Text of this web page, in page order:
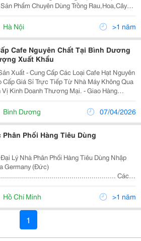
Phẩm Chuyên Dùng Trồng Rau,Hoa,Cây
Vi Toàn Quốc ! Quý Tổ Chức Cá Nhân
Làm Đại Lý Phân Phối Sản Phẩm Xin Liên
Hà Nội >1 năm
Cafe Nguyên Chất Tại Bình Dương
Xuất Khẩu
Xuất - Cung Cấp Các Loại Cafe Hạt Nguyên
Cấp Giá Sỉ Trực Tiếp Từ Nhà Máy Không Qua
Kinh Doanh Thương Mại. - Giao Hàng
Quốc. - Test Mẫu Free. - Cần Tìm Đại Lý -
Phối Cấp 1 Tại Sài Gòn - Long An - Bình...
Bình Dương 07/04/2026
Phối Hàng Tiêu Dùng
Lý Nhà Phân Phối Hàng Tiêu Dùng Nhập
Germany (Đức)
Các
Mặt Hàng Tiêu Dùng Thiết Yếu Hiện Tại Đang
Hàng : Bao Gồm Các Sản Phẩm Làm Sạch Như
Hồ Chí Minh >1 năm
1